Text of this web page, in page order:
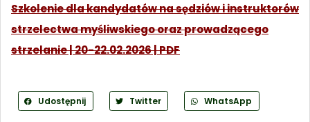
Szkolenie dla kandydatów na sędziów i instruktorów
strzelectwa myśliwskiego oraz prowadzącego
strzelanie | 20-22.02.2026 | PDF
Udostępnij Twitter WhatsApp